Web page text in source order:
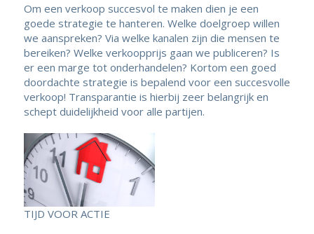
Om een verkoop succesvol te maken dien je een
goede strategie te hanteren. Welke doelgroep willen
we aanspreken? Via welke kanalen zijn die mensen te
bereiken? Welke verkoopprijs gaan we publiceren? Is
er een marge tot onderhandelen? Kortom een goed
doordachte strategie is bepalend voor een succesvolle
verkoop! Transparantie is hierbij zeer belangrijk en
schept duidelijkheid voor alle partijen.
TIJD VOOR ACTIE